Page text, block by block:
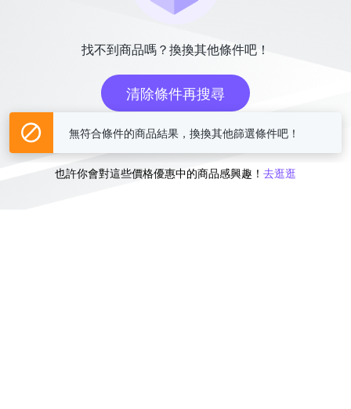
找不到商品嗎？換換其他條件吧！
清除條件再搜尋
或
也許你會對這些價格優惠中的商品感興趣！ 去逛逛
無符合條件的商品結果，換換其他篩選條件吧！